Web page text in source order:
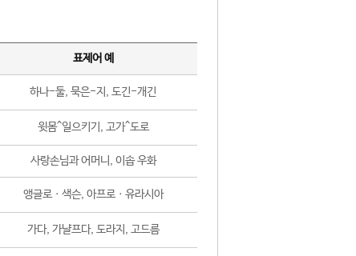
표제어 예
하나-둘, 묵은-지, 도긴-개긴
윗몸^일으키기, 고가^도로
사랑손님과 어머니, 이솝 우화
앵글로ㆍ색슨, 아프로ㆍ유라시아
가다, 가냘프다, 도라지, 고드름